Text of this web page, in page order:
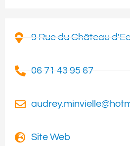
9 Rue du Château
06 71 43 95 67
Site Web